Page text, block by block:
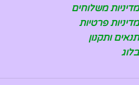
מדיניות משלוחים
מדיניות פרטיות
תנאים ותקנון
בלוג